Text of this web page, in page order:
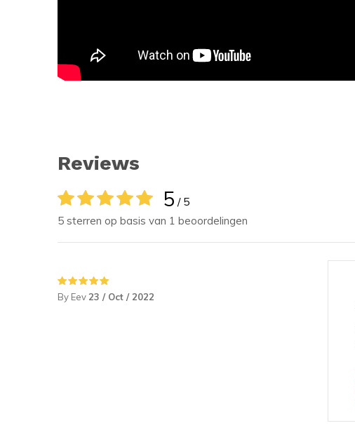
Reviews
5 / 5
5 sterren op basis van 1 beoordelingen
By Eev 23 / Oct / 2022